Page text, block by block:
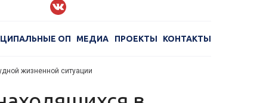
ОП МЕДИА ПРОЕКТЫ КОНТАКТЫ
жизненной ситуации